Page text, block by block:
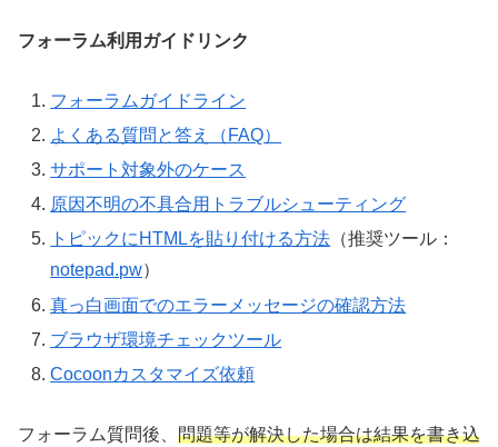
フォーラム利用ガイドリンク
フォーラムガイドライン
よくある質問と答え（FAQ）
サポート対象外のケース
原因不明の不具合用トラブルシューティング
トピックにHTMLを貼り付ける方法 （推奨ツール：
notepad.pw）
真っ白画面でのエラーメッセージの確認方法
ブラウザ環境チェックツール
Cocoonカスタマイズ依頼
フォーラム質問後、 問題等が解決した場合は結果を書き込